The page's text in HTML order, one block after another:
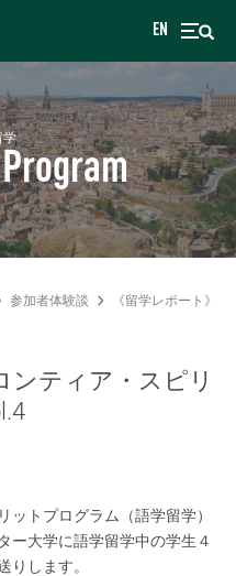
EN
学
参加者体験談 《留学レポート》
ンティア・スピリ
トプログラム（語学留学）
ー大学に語学留学中の学生４
りします。